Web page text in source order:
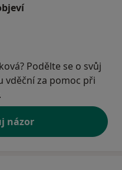
Podělte se o svůj
vděční za pomoc při
názor